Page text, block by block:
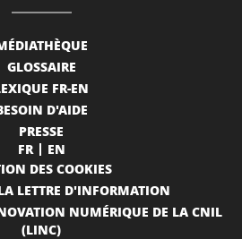
GLOSSAIRE
FR-EN
D'AIDE
PRESSE
FR
EN
DES COOKIES
LETTRE D'INFORMATION
NUMÉRIQUE DE LA CNIL
(LINC)